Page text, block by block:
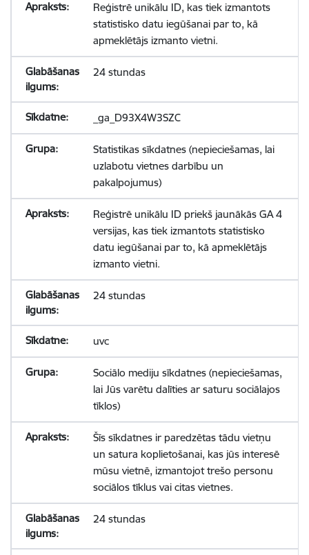
Reģistrē unikālu ID, kas tiek izmantots
statistisko datu iegūšanai par to, kā
apmeklētājs izmanto vietni.
24 stundas
_ga_D93X4W3SZC
Statistikas sīkdatnes (nepieciešamas, lai
uzlabotu vietnes darbību un
pakalpojumus)
Reģistrē unikālu ID priekš jaunākās GA 4
versijas, kas tiek izmantots statistisko
datu iegūšanai par to, kā apmeklētājs
izmanto vietni.
24 stundas
uvc
Sociālo mediju sīkdatnes (nepieciešamas,
lai Jūs varētu dalīties ar saturu sociālajos
tīklos)
Šīs sīkdatnes ir paredzētas tādu vietņu
un satura koplietošanai, kas jūs interesē
mūsu vietnē, izmantojot trešo personu
sociālos tīklus vai citas vietnes.
24 stundas